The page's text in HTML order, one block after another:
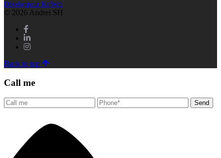
Développeur KitWeb
© 2026 Andrei SH
Back to top
Call me
Send